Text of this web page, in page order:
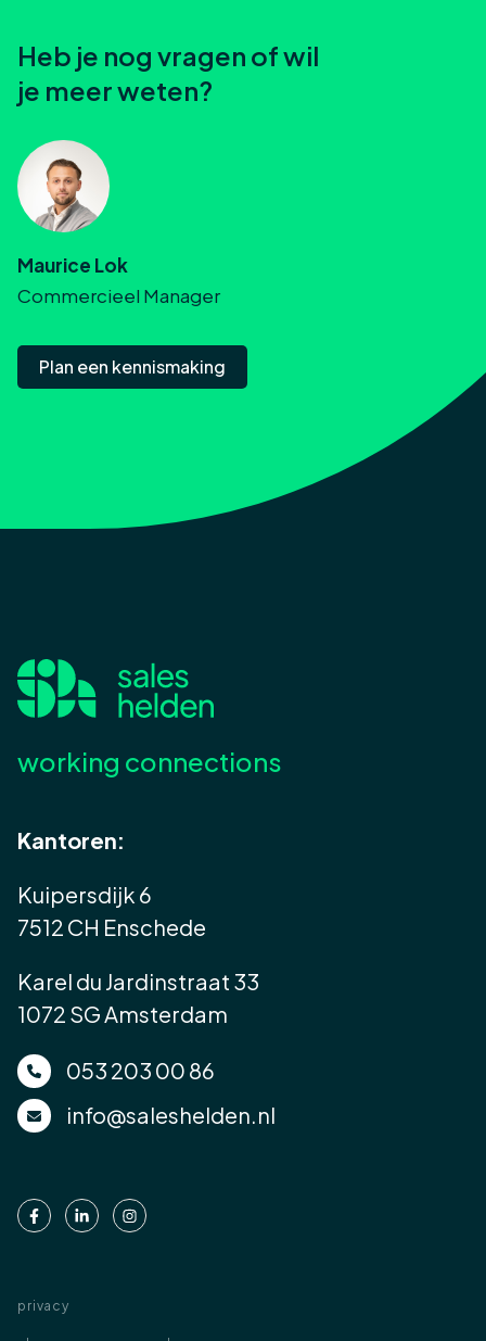
Heb je nog vragen of wil
je meer weten?
Maurice Lok
Commercieel Manager
Plan een kennismaking
working connections
Kantoren:
Kuipersdijk 6
7512 CH Enschede
Karel du Jardinstraat 33
1072 SG Amsterdam
053 203 00 86
info@saleshelden.nl
privacy